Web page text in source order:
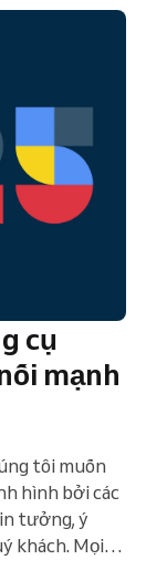
cụ
mạnh
tôi muốn
hình bởi các
tưởng, ý
khách. Mọi